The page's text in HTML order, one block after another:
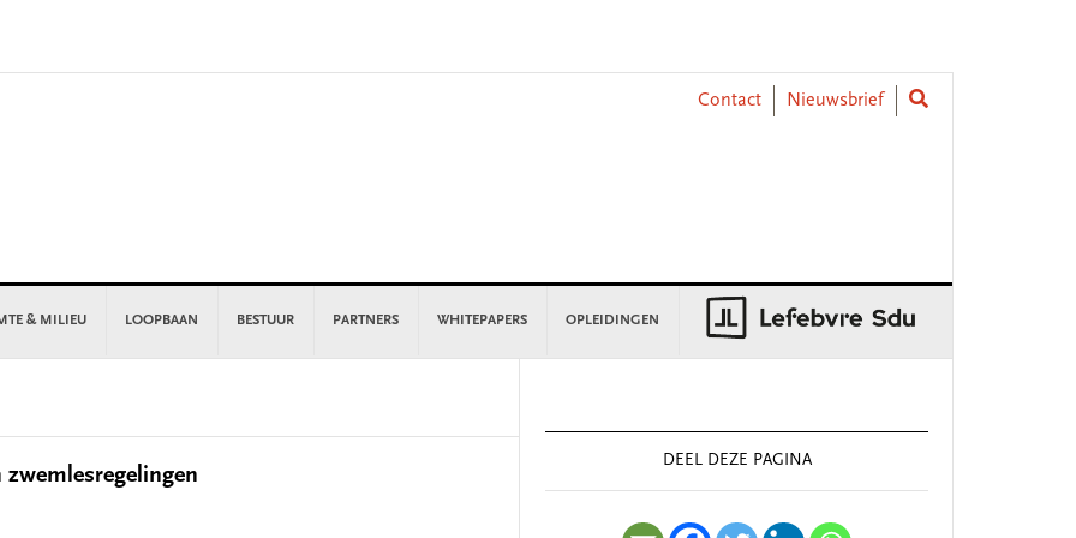
Contact
Nieuwsbrief
& MILIEU LOOPBAAN BESTUUR PARTNERS WHITEPAPERS OPLEIDINGEN
Sidebar
DEEL DEZE PAGINA